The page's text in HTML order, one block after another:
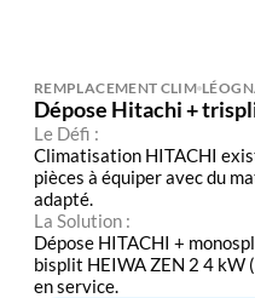
REMPLACEMENT CLIM
Dépose Hitachi +
Le Défi :
Climatisation HITACHI
pièces à équiper avec du
adapté.
La Solution :
Dépose HITACHI +
bisplit HEIWA ZEN 2 4 kW
en service.